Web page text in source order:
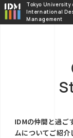
本文へ移動Tokyo University
International
Management
IDMの仲間と過ご
ムについてご紹介